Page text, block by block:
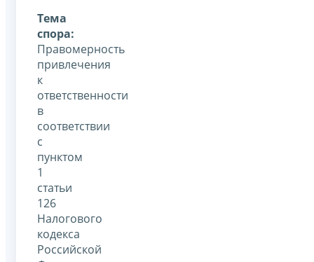
Тема
спора:
Правомерность
привлечения
к
ответственности
в
соответствии
с
пунктом
1
статьи
126
Налогового
кодекса
Российской